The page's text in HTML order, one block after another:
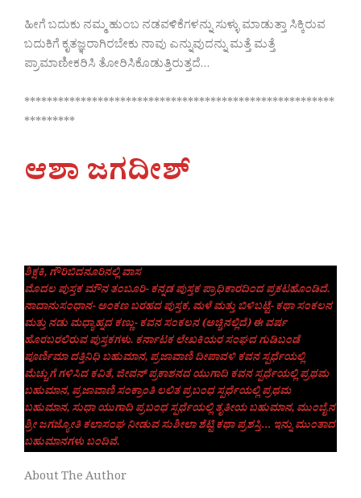
ಹೀಗೆ ಬದುಕು ನಮ್ಮ ಹುಂಬ ನಡವಳಿಕೆಗಳನ್ನು ಸುಳ್ಳು ಮಾಡುತ್ತಾ ಸಿಕ್ಕಿರುವ
ಬದುಕಿಗೆ ಕೃತಜ್ಞರಾಗಿರಬೇಕು ನಾವು ಎನ್ನುವುದನ್ನು ಮತ್ತೆ ಮತ್ತೆ
ಪ್ರಾಮಾಣೀಕರಿಸಿ ತೋರಿಸಿಕೊಡುತ್ತಿರುತ್ತದೆ…
*******************************************************
*********
ಆಶಾ ಜಗದೀಶ್
ಶಿಕ್ಷಕಿ, ಗೌರಿಬಿದನೂರಿನಲ್ಲಿ ವಾಸ
ಮೊದಲ ಪುಸ್ತಕ ಮೌನ ತಂಬೂರಿ- ಕನ್ನಡ ಪುಸ್ತಕ ಪ್ರಾಧಿಕಾರದಿಂದ ಪ್ರಕಟಹೊಂಡಿದೆ.
ನಾದಾನುಸಂಧಾನ- ಅಂಕಣ ಬರಹದ ಪುಸ್ತಕ, ಮಳೆ ಮತ್ತು ಬಿಳಿಬಟ್ಟೆ- ಕಥಾ ಸಂಕಲನ
ಮತ್ತು ನಡು ಮಧ್ಯಾಹ್ನದ ಕಣ್ಣು- ಕವನ ಸಂಕಲನ (ಅಚ್ಚಿನಲ್ಲಿದೆ) ಈ ವರ್ಷ
ಹೊರಬರಲಿರುವ ಪುಸ್ತಕಗಳು. ಕರ್ನಾಟಕ ಲೇಖಕಿಯರ ಸಂಘದ ಗುಡಿಬಂಡೆ
ಪೂರ್ಣಿಮಾ ದತ್ತಿನಿಧಿ ಬಹುಮಾನ, ಪ್ರಜಾವಾಣಿ ದೀಪಾವಳಿ ಕವನ ಸ್ಪರ್ಧೆಯಲ್ಲಿ
ಮೆಚ್ಚುಗೆ ಗಳಿಸಿದ ಕವಿತೆ, ಜೀವನ್ ಪ್ರಕಾಶನದ ಯುಗಾದಿ ಕವನ ಸ್ಪರ್ಧೆಯಲ್ಲಿ ಪ್ರಥಮ
ಬಹುಮಾನ, ಪ್ರಜಾವಾಣಿ ಸಂಕ್ರಾಂತಿ ಲಲಿತ ಪ್ರಬಂಧ ಸ್ಪರ್ಧೆಯಲ್ಲಿ ಪ್ರಥಮ
ಬಹುಮಾನ, ಸುಧಾ ಯುಗಾದಿ ಪ್ರಬಂಧ ಸ್ಪರ್ಧೆಯಲ್ಲಿ ತೃತೀಯ ಬಹುಮಾನ, ಮುಂಬೈನ
ಶ್ರೀ ಜಗಜ್ಯೋತಿ ಕಲಾಸಂಘ ನೀಡುವ ಸುಶೀಲಾ ಶೆಟ್ಟಿ ಕಥಾ ಪ್ರಶಸ್ತಿ… ಇನ್ನು ಮುಂತಾದ
ಬಹುಮಾನಗಳು ಬಂದಿವೆ.
About The Author